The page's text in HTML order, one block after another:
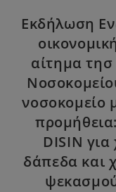
Εκδήλωση
αίτημα
νοσοκομείο
DISIN
δάπεδα και